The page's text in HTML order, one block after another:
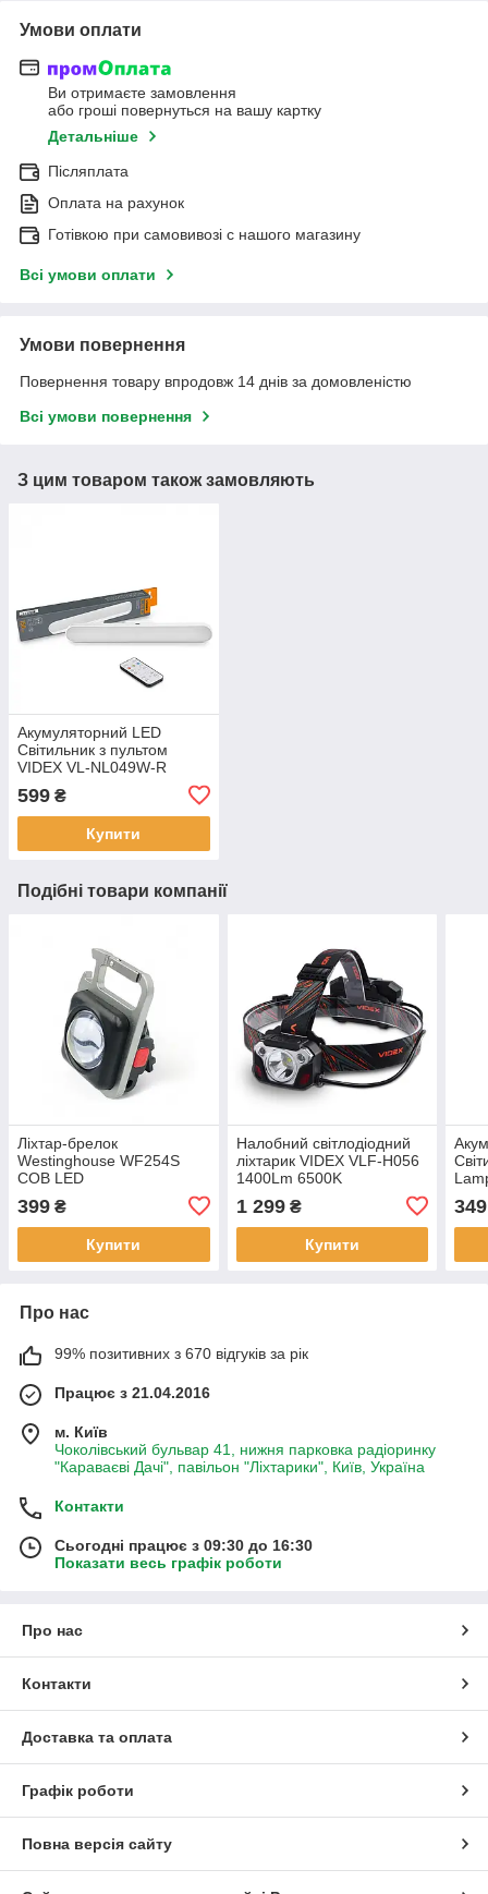
Умови оплати
Ви отримаєте замовлення
або гроші повернуться на вашу картку
Детальніше
Післяплата
Оплата на рахунок
Готівкою при самовивозі c нашого магазину
Всі умови оплати
Умови повернення
Повернення товару впродовж 14 днів за домовленістю
Всі умови повернення
З цим товаром також замовляють
Акумуляторний LED
Світильник з пультом
VIDEX VL-NL049W-R
599 ₴
Купити
Подібні товари компанії
Ліхтар-брелок
Westinghouse WF254S
COB LED
399 ₴
Купити
Налобний світлодіодний
ліхтарик VIDEX VLF-H056
1400Lm 6500K
1 299₴
Купити
349
Про нас
99% позитивних з 670 відгуків за рік
Працює з 21.04.2016
м. Київ
Чоколівський бульвар 41, нижня парковка радіоринку
"Караваєві Дачі", павільон "Ліхтарики", Київ, Україна
Контакти
Сьогодні працює з 09:30 до 16:30
Показати весь графік роботи
Про нас
Контакти
Доставка та оплата
Графік роботи
Повна версія сайту